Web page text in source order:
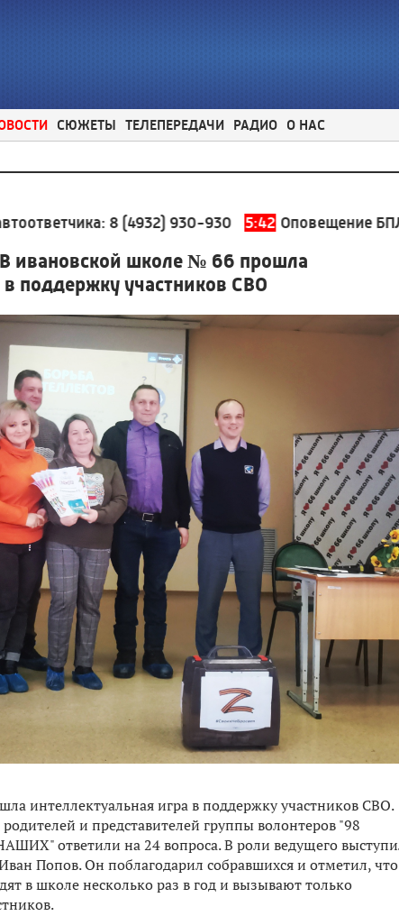
СЮЖЕТЫ ТЕЛЕПЕРЕДАЧИ РАДИО О НАС
8 (4932) 930-930 5:42 Оповещение БПЛА
В ивановской школе № 66 прошла
в поддержку участников СВО
интеллектуальная игра в поддержку участников СВО.
и представителей группы волонтеров "98
ответили на 24 вопроса. В роли ведущего
Попов. Он поблагодарил собравшихся и отметил, что
в школе несколько раз в год и вызывают только